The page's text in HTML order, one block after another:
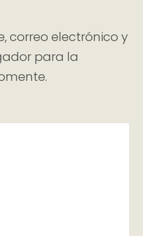
correo electrónico y
para la